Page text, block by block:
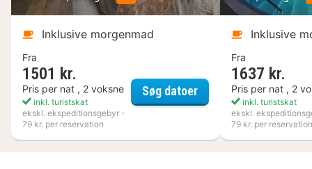
Inklusive morgenmad
Fra
1501 kr.
Pris per nat , 2 voksne
inkl. turistskat
ekskl. ekspeditionsgebyr -
79 kr. per reservation
Søg datoerBest Western Hotell
Inklusive
Fra
1637 kr.
Pris per nat , 2
inkl. turistskat
ekskl.
79 kr. per reservation